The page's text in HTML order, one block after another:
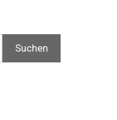
Suchen